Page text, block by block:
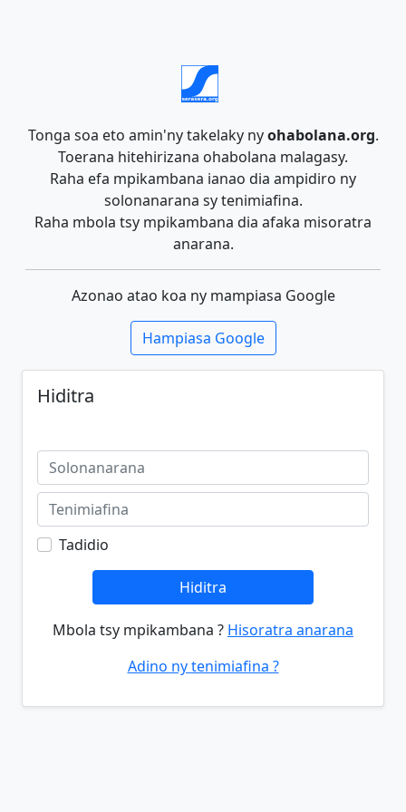
Tonga soa eto amin'ny takelaky nyohabolana.org.
Toerana hitehirizana ohabolana malagasy.
Raha efa mpikambana ianao dia ampidiro ny
solonanarana sy tenimiafina.
Raha mbola tsy mpikambana dia afaka misoratra
anarana.
Azonao atao koa ny mampiasa Google
Hampiasa Google
Hiditra
Tadidio
Hiditra
Mbola tsy mpikambana ? Hisoratra anarana
Adino ny tenimiafina ?